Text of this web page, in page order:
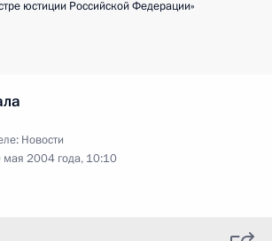
юстиции Российской Федерации»
Новости
мая 2004 года, 10:10